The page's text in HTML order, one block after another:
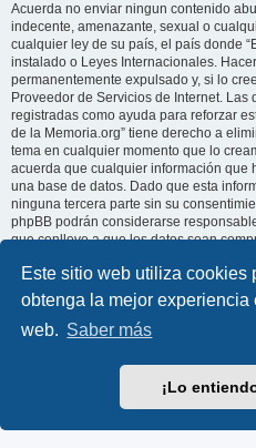
Este sitio web utiliza cookies
obtenga la mejor experiencia
web. Saber más
¡Lo
Acuerda no enviar ningun contenido
indecente, amenazante, sexual o
cualquier ley de su país, el país donde
instalado o Leyes Internacionales.
permanentemente expulsado y, si lo
Proveedor de Servicios de Internet.
registradas como ayuda para reforzar
de la Memoria.org” tiene derecho a
tema en cualquier momento que lo
acuerda que cualquier información que
una base de datos. Dado que esta
ninguna tercera parte sin su
phpBB podrán considerarse
que conlleve a que los datos sean
El Arte de la Memoria.org Índice
Desarrollado por